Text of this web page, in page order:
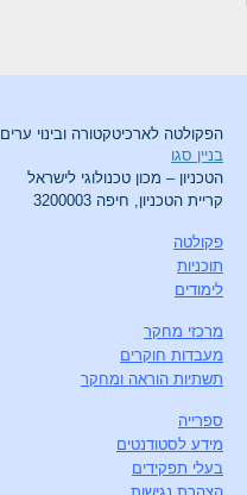
הפקולטה לארכיטקטורה ובינוי ערים
בניין סגו
הטכניון – מכון טכנולוגי לישראל
קריית הטכניון, חיפה 3200003
פקולטה
תוכניות
לימודים
מרכזי מחקר
מעבדות חוקרים
תשתיות הוראה ומחקר
ספרייה
מידע לסטודנטים
בעלי תפקידים